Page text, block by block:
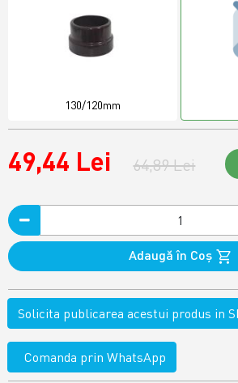
130/120mm
49,44 Lei 64,89 Lei
Adaugă în Coş
Solicita publicarea acestui produs in
Comanda prin WhatsApp